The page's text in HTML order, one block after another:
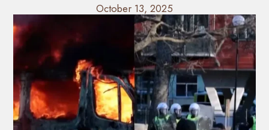
October 13, 2025